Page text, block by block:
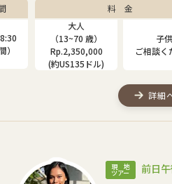
）
料 金
大人
（13~70 歳）
Rp.2,350,000
(約US135ドル)
子供
ご相談く
詳細
現 地
ツアー 前日